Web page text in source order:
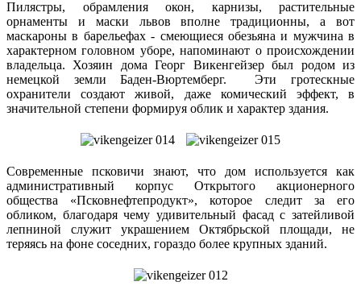
Пилястры, обрамления окон, карнизы, растительные
орнаменты и маски львов вполне традиционны, а вот
маскароны в барельефах - смеющиеся обезьяна и мужчина в
характерном головном уборе, напоминают о происхождении
владельца. Хозяин дома Георг Викенгейзер был родом из
немецкой земли Баден-Вюртемберг. Эти гротескные
охранители создают живой, даже комический эффект, в
значительной степени формируя облик и характер здания.
Современные псковичи знают, что дом используется как
административный корпус Открытого акционерного
общества «Псковнефтепродукт», которое следит за его
обликом, благодаря чему удивительный фасад с затейливой
лепниной служит украшением Октябрьской площади, не
теряясь на фоне соседних, гораздо более крупных зданий.